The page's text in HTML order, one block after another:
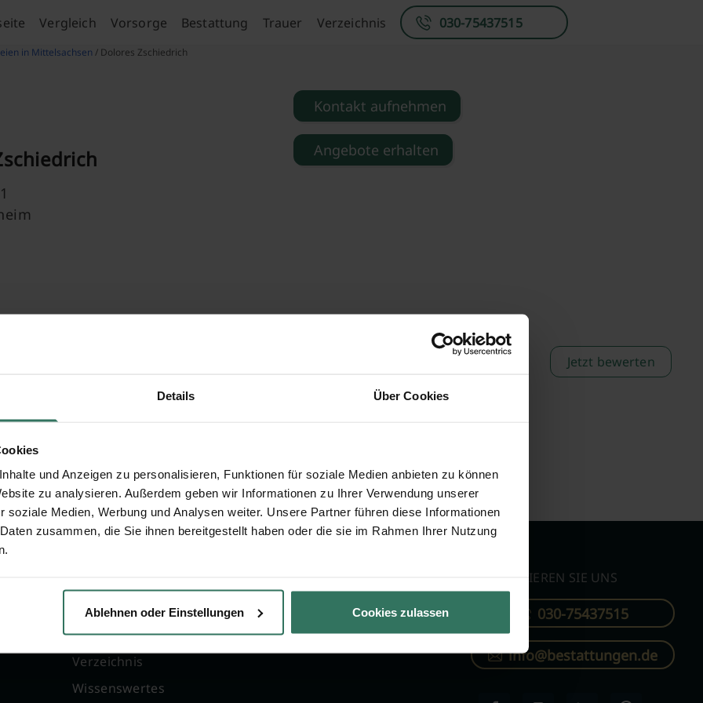
Details Über Cookies
und Anzeigen zu personalisieren, Funktionen für soziale Medien anbieten zu können
zu analysieren. Außerdem geben wir Informationen zu Ihrer Verwendung unserer
soziale Medien, Werbung und Analysen weiter. Unsere Partner führen diese Informationen
zusammen, die Sie ihnen bereitgestellt haben oder die sie im Rahmen Ihrer Nutzung
Ablehnen oder Einstellungen Cookies zulassen
Vergleich Vorsorge Bestattung Trauer Verzeichnis 030-75437515
in Mittelsachsen / Dolores Zschiedrich
Kontakt aufnehmen
Angebote erhalten
Jetzt bewerten
Vergleich
Ratgeber
Verzeichnis
Wissenswertes
Online-Portal
Kostenlos registrieren
KONTAKTIEREN SIE UNS
030-75437515
info@bestattungen.de